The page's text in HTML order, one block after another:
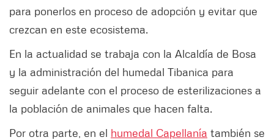
para ponerlos en proceso de adopción y evitar que
crezcan en este ecosistema.
En la actualidad se trabaja con la Alcaldía de Bosa
y la administración del humedal Tibanica para
seguir adelante con el proceso de esterilizaciones a
la población de animales que hacen falta.
Por otra parte, en el humedal Capellanía también se